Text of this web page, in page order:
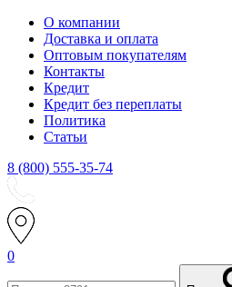
О компании
Доставка и оплата
Оптовым покупателям
Контакты
Кредит
Кредит без переплаты
Политика
Статьи
8 (800) 555-35-74
0